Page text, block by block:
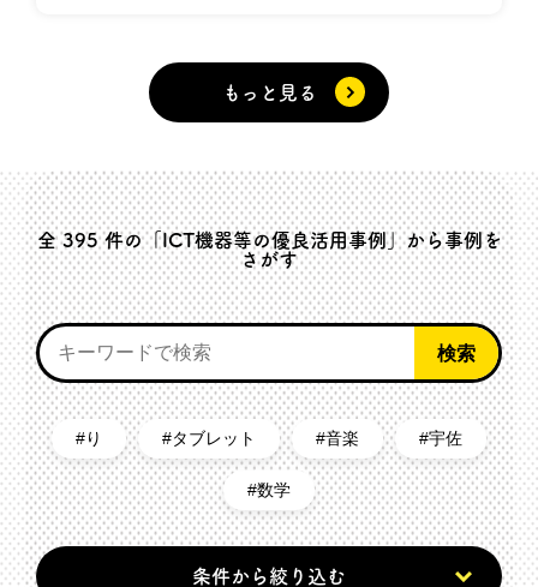
もっと見る
全395件の「ICT機器等の優良活用事例」から事例を
さがす
り タブレット 音楽 宇佐
数学
条件から絞り込む